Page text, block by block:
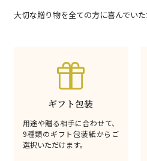
大切な贈り物を全ての方に喜んでい
ギフト包装
用途や贈る相手に合わせて、
9種類のギフト包装紙からご
選択いただけます。